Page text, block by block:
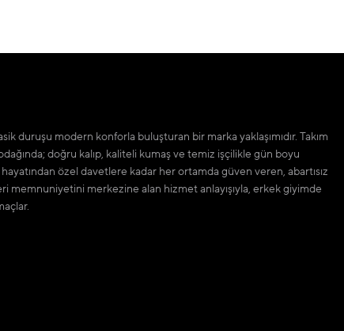
duruşu modern konforla buluşturan bir marka yaklaşımıdır. Takım
doğru kalıp, kaliteli kumaş ve temiz işçilikle gün boyu
özel davetlere kadar her ortamda güven veren, abartısız
memnuniyetini merkezine alan hizmet anlayışıyla, erkek giyimde